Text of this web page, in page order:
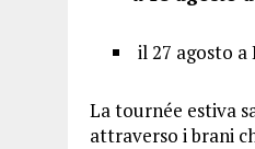
il 27 agosto
La tournée estiva
attraverso i brani